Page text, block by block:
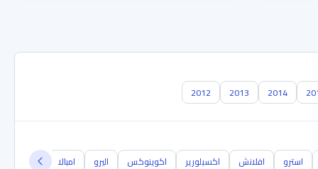
2014
2013
2012
استرو افلانش اكسبلورير اكوينوكس اليرو امبالا اوبترا